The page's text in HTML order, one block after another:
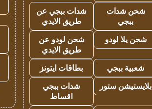
شحن شدات
ببجي
شدات ببجي عن
طريق الايدي
شحن يلا لودو
شحن لودو عن
طريق الايدي
شعبية ببجي
بطاقات ايتونز
بلايستيشن ستور
شدات ببجي
اقساط